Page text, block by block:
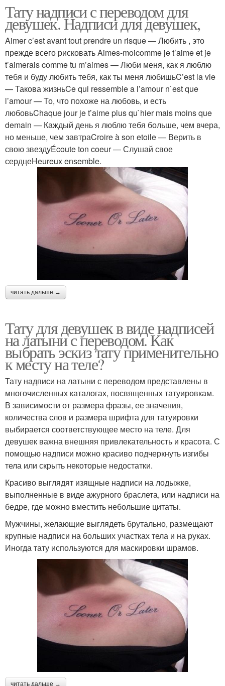
Тату надписи с переводом для
девушек. Надписи для девушек,
Aimer c’est avant tout prendre un risque — Любить , это
прежде всего рисковать Aimes-moicomme je t’aime et je
t’aimerais comme tu m’aimes — Люби меня, как я люблю
тебя и буду любить тебя, как ты меня любишьC’est la vie
— Такова жизньCe qui ressemble a l’amour n`est que
l’amour — То, что похоже на любовь, и есть
любовьChaque jour je t’aime plus qu`hier mais moins que
demain — Каждый день я люблю тебя больше, чем вчера,
но меньше, чем завтраCroire à son etoile — Верить в
свою звездуÉcoute ton coeur — Слушай свое
сердцеHeureux ensemble.
читать дальше →
Тату для девушек в виде надписей
на латыни с переводом. Как
выбрать эскиз тату применительно
к месту на теле?
Тату надписи на латыни с переводом представлены в
многочисленных каталогах, посвященных татуировкам.
В зависимости от размера фразы, ее значения,
количества слов и размера шрифта для татуировки
выбирается соответствующее место на теле. Для
девушек важна внешняя привлекательность и красота. С
помощью надписи можно красиво подчеркнуть изгибы
тела или скрыть некоторые недостатки.
Красиво выглядят изящные надписи на лодыжке,
выполненные в виде ажурного браслета, или надписи на
бедре, где можно вместить небольшие цитаты.
Мужчины, желающие выглядеть брутально, размещают
крупные надписи на больших участках тела и на руках.
Иногда тату используются для маскировки шрамов.
читать дальше →